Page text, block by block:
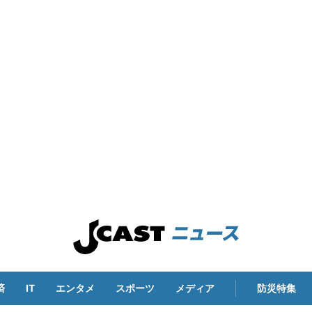
IT エンタメ スポーツ メディア 防災特集